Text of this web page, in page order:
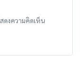
ดงความคิดเห็น